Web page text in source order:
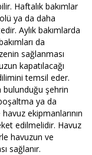
Haftalık bakımlar
ya da daha
Aylık bakımlarda
da
sağlanması
kapatılacağı
temsil eder.
bulunduğu şehrin
ya da
ekipmanlarının
edilmelidir. Havuz
havuzun ve
sağlanır.